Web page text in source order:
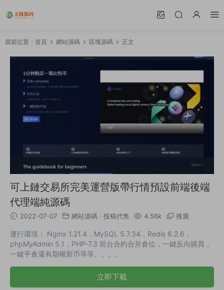
當前位置： 首頁 網站源碼 區塊源碼 正文
可上鏈交易所完美運營版帶行情預設前端後端
代理端純源碼
2022-07-07 網站源碼 · 投稿代售 4.56k 推廣
運行環境： Nginx 1.21.4，MySQL 5.7.34，Redis 6.2.6，
phpMyAdmin 5.1，PHP-7.3 前台合約合并倉位，一鍵反向購買，
一鍵平倉還有期權新币等等。。。。
立即下載